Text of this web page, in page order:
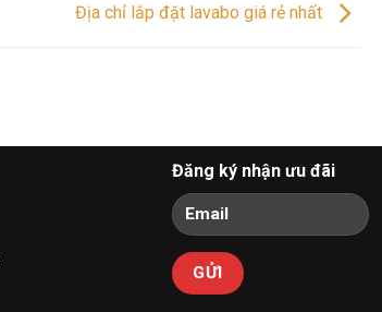
Địa chỉ lắp đặt lavabo giá rẻ nhất
Đăng ký nhận ưu đãi